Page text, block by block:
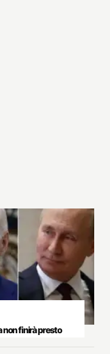
non finirà presto